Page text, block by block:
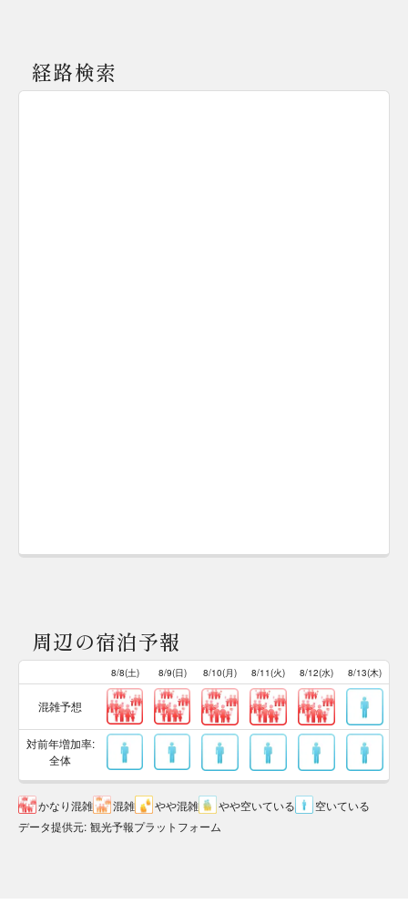
経路検索
周辺の宿泊予報
8/8(土) 8/9(日) 8/10(月) 8/11(火) 8/12(水) 8/13(木)
混雑予想
対前年増加率:
全体
かなり混雑 混雑 やや混雑 やや空いている
空いている
データ提供元: 観光予報プラットフォーム